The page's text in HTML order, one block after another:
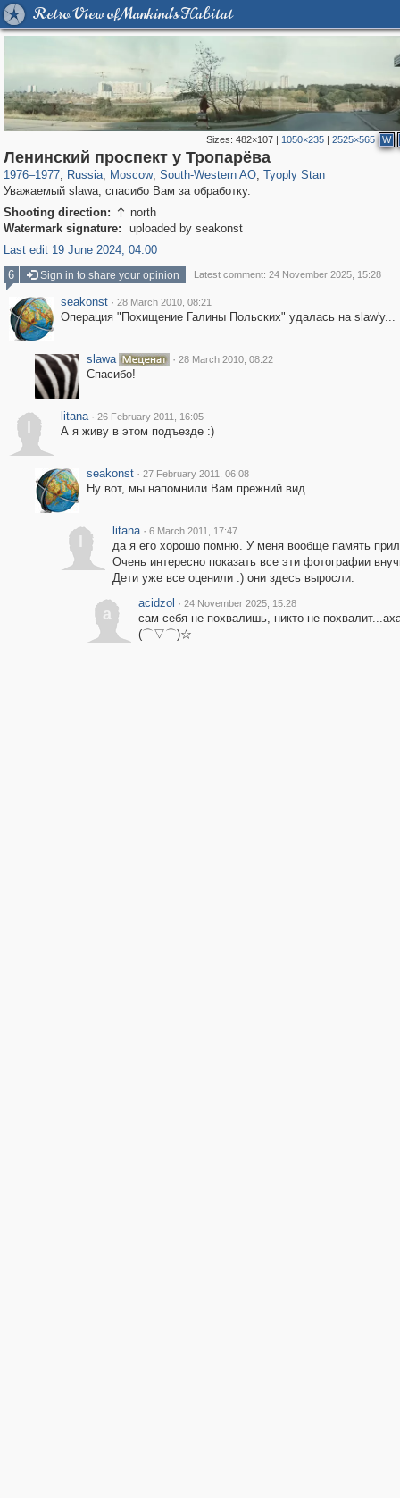
Retro View of Mankind's Habitat
Sizes:482×107 | 1050×235 |2525×565 W
Ленинский проспект у Тропарёва
1976–1977, Russia
1,406,276 29,243
, Moscow
319,780 8,286
, South-Western AO
12,410 76
, Tyoply Stan
809
Уважаемый slawa, спасибо Вам за обработку.
Shooting direction:  north
Watermark signature:
uploaded by seakonst
Last edit 19 June 2024, 04:00
6
Sign in to share your opinion Latest comment: 24 November 2025, 15:28
seakonst · 28 March 2010, 08:21
Операция "Похищение Галины Польских" удалась на slaw'у...
slawa · 28 March 2010, 08:22
Спасибо!
litana · 26 February 2011, 16:05
А я живу в этом подъезде :)
seakonst · 27 February 2011, 06:08
Ну вот, мы напомнили Вам прежний вид.
litana · 6 March 2011, 17:47
да я его хорошо помню. У меня вообще память
Очень интересно показать все эти фотографии
Дети уже все оценили :) они здесь выросли.
a
acidzol · 24 November 2025, 15:28
сам себя не похвалишь, никто не
(⌒▽⌒)☆